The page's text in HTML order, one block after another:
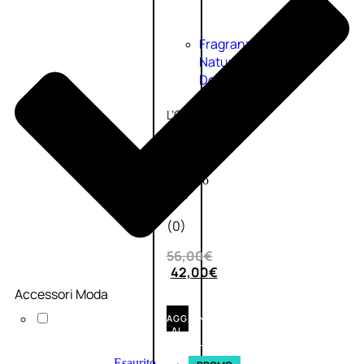
Fragranze
Nature
Donna
L’OCCITANE
EDT
Valutato
su
5
(0)
56,00€
42,00€
AGGIUNGI
AL
CARRELLO
Accessori Moda